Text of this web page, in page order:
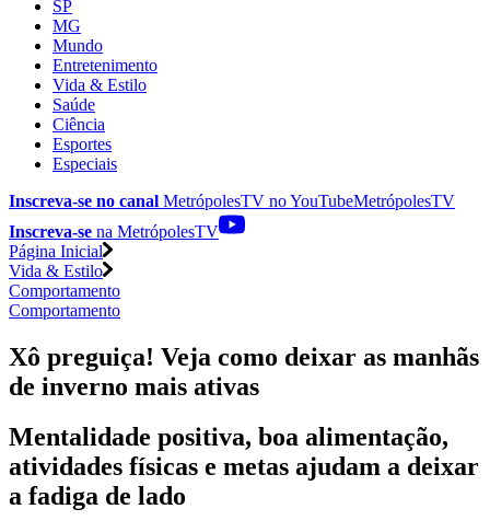
SP
MG
Mundo
Entretenimento
Vida & Estilo
Saúde
Ciência
Esportes
Especiais
Inscreva-se no canal MetrópolesTV noYouTubeMetrópolesTV
Inscreva-se na MetrópolesTV
Página Inicial
Vida & Estilo
Comportamento
Comportamento
Xô preguiça! Veja como deixar as manhãs
de inverno mais ativas
Mentalidade positiva, boa alimentação,
atividades físicas e metas ajudam a deixar
a fadiga de lado